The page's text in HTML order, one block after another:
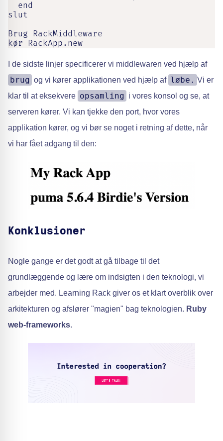
  end
slut
Brug RackMiddleware
kør RackApp.new
I de sidste linjer specificerer vi middlewaren ved hjælp af
brug og vi kører applikationen ved hjælp af løbe. Vi er
klar til at eksekvere opsamling i vores konsol og se, at
serveren kører. Vi kan tjekke den port, hvor vores
applikation kører, og vi bør se noget i retning af dette, når
vi har fået adgang til den:
Konklusioner
Nogle gange er det godt at gå tilbage til det
grundlæggende og lære om indsigten i den teknologi, vi
arbejder med. Learning Rack giver os et klart overblik over
arkitekturen og afslører "magien" bag teknologien. Ruby
web-frameworks.